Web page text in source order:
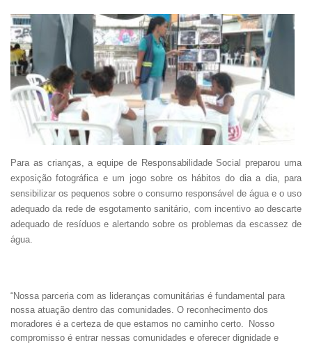
Para as crianças, a equipe de Responsabilidade Social preparou uma
exposição fotográfica e um jogo sobre os hábitos do dia a dia, para
sensibilizar os pequenos sobre o consumo responsável de água e o uso
adequado da rede de esgotamento sanitário, com incentivo ao descarte
adequado de resíduos e alertando sobre os problemas da escassez de
água.
“Nossa parceria com as lideranças comunitárias é fundamental para
nossa atuação dentro das comunidades. O reconhecimento dos
moradores é a certeza de que estamos no caminho certo.
Nosso
compromisso é entrar nessas comunidades e oferecer dignidade e